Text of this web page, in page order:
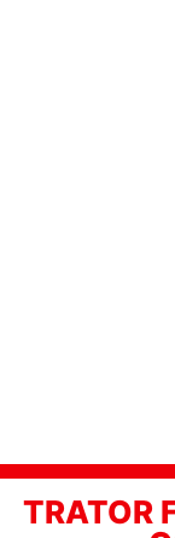
TRATOR